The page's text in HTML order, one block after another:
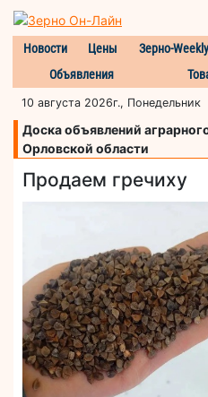
Новости Цены Зерно-Weekly
Объявления
10 августа 2026г., Понедельник
Доска объявлений
Орловской области
Продаем гречиху